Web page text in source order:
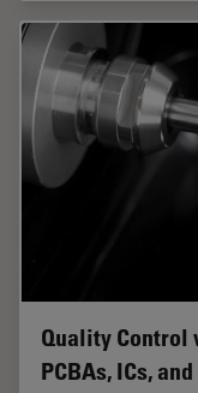
Quality Control
PCBAs, ICs,